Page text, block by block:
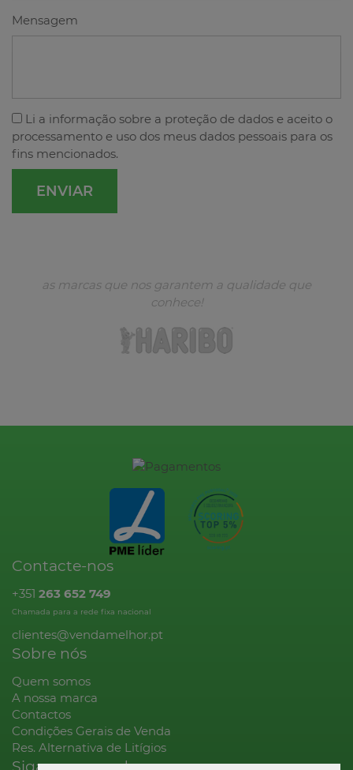
Mensagem
Li a informação sobre a proteção de dados e aceito o
processamento e uso dos meus dados pessoais para os
fins mencionados.
as marcas que nos garantem a qualidade que
conhece!
Contacte-nos
+351 263 652 749
Chamada para a rede fixa nacional
clientes@vendamelhor.pt
Sobre nós
Quem somos
A nossa marca
Contactos
Condições Gerais de Venda
Res. Alternativa de Litígios